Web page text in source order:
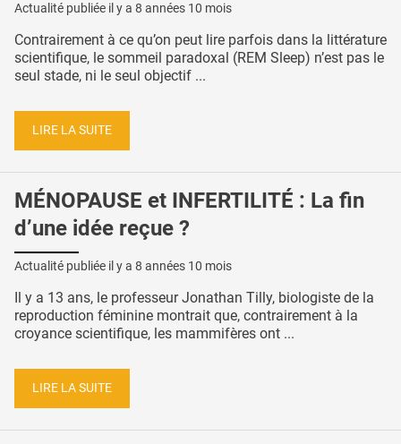
Actualité publiée il y a 8 années 10 mois
Contrairement à ce qu’on peut lire parfois dans la littérature
scientifique, le sommeil paradoxal (REM Sleep) n’est pas le
seul stade, ni le seul objectif ...
LIRE LA SUITE
MÉNOPAUSE et INFERTILITÉ : La fin
d’une idée reçue ?
Actualité publiée il y a 8 années 10 mois
Il y a 13 ans, le professeur Jonathan Tilly, biologiste de la
reproduction féminine montrait que, contrairement à la
croyance scientifique, les mammifères ont ...
LIRE LA SUITE